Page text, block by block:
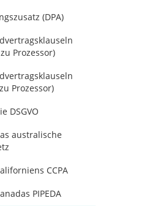
(DPA)
Prozessor)
Prozessor)
DSGVO
australische
CCPA
PIPEDA